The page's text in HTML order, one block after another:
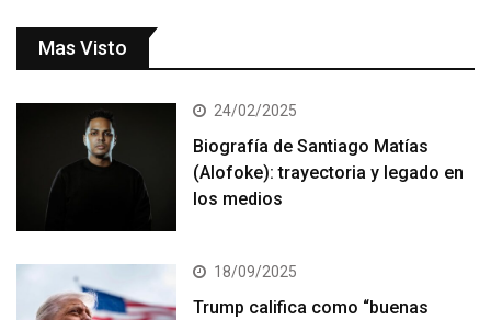
Mas Visto
24/02/2025
Biografía de Santiago Matías
(Alofoke): trayectoria y legado en
los medios
18/09/2025
Trump califica como “buenas